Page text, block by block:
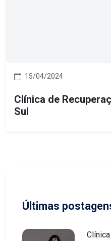
15/04/2024
Clínica de
Sul
Últimas